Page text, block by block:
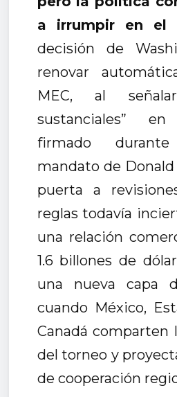
a irrumpir en el
decisión de
renovar
MEC, al
sustanciales”
firmado
mandato de
puerta a
reglas todavía
una relación
1.6 billones de
una nueva capa
cuando México,
Canadá comparten
del torneo y
de cooperación